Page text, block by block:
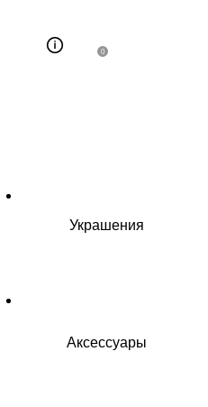
0
Украшения
Аксессуары